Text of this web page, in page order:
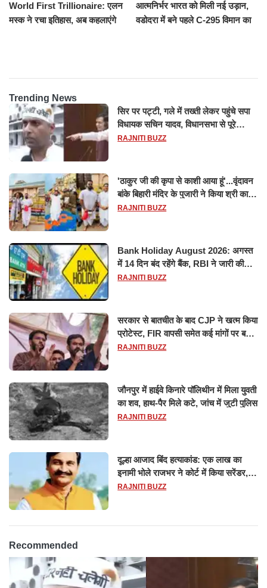
World First Trillionaire: एलन
मस्क ने रचा इतिहास, अब कहलाएंगे
आत्मनिर्भर भारत को मिली नई उड़ान,
वडोदरा में बने पहले C-295 विमान का
Trending News
सिर पर पट्टी, गले में तख्ती लेकर पहुंचे सपा
विधायक सचिन यादव, विधानसभा से पूरे
मानसून सत्र के लिए किया गया निलंबित
RAJNITI BUZZ
'ठाकुर जी की कृपा से काशी आया हूं'...वृंदावन
बांके बिहारी मंदिर के पुजारी ने किया श्री काशी
विश्वनाथ का जलाभिषेक
RAJNITI BUZZ
Bank Holiday August 2026: अगस्त
में 14 दिन बंद रहेंगे बैंक, RBI ने जारी की
छुट्टियों की लिस्ट​​​​​​​
RAJNITI BUZZ
सरकार से बातचीत के बाद CJP ने खत्म किया
प्रोटेस्ट, FIR वापसी समेत कई मांगों पर बनी
सहमति
RAJNITI BUZZ
जौनपुर में हाईवे किनारे पॉलिथीन में मिला युवती
का शव, हाथ-पैर मिले कटे, जांच में जुटी पुलिस
RAJNITI BUZZ
दूल्हा आजाद बिंद हत्याकांड: एक लाख का
इनामी भोले राजभर ने कोर्ट में किया सरेंडर,
14 दिन के लिए भेजा गया जेल
RAJNITI BUZZ
Recommended